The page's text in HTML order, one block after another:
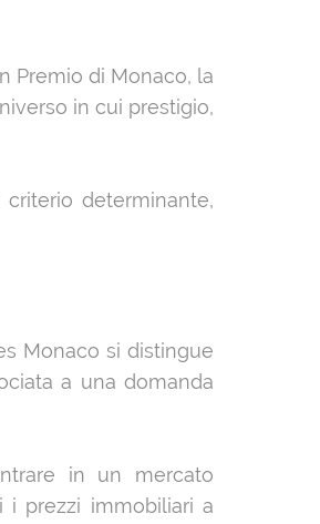
Premio di Monaco, la
in cui prestigio,
determinante,
Monaco si distingue
a una domanda
in un mercato
i prezzi immobiliari a